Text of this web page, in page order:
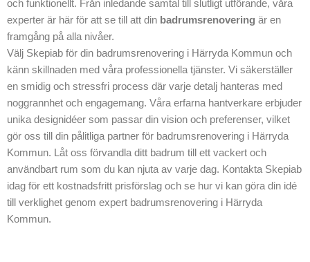
och funktionellt. Från inledande samtal till slutligt utförande, våra
experter är här för att se till att din badrumsrenovering är en
framgång på alla nivåer.
Välj Skepiab för din badrumsrenovering i Härryda Kommun och
känn skillnaden med våra professionella tjänster. Vi säkerställer
en smidig och stressfri process där varje detalj hanteras med
noggrannhet och engagemang. Våra erfarna hantverkare erbjuder
unika designidéer som passar din vision och preferenser, vilket
gör oss till din pålitliga partner för badrumsrenovering i Härryda
Kommun. Låt oss förvandla ditt badrum till ett vackert och
användbart rum som du kan njuta av varje dag. Kontakta Skepiab
idag för ett kostnadsfritt prisförslag och se hur vi kan göra din idé
till verklighet genom expert badrumsrenovering i Härryda
Kommun.